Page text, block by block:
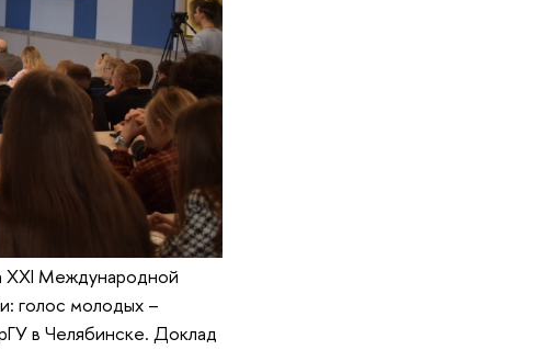
XXI Международной
голос молодых –
в Челябинске. Доклад